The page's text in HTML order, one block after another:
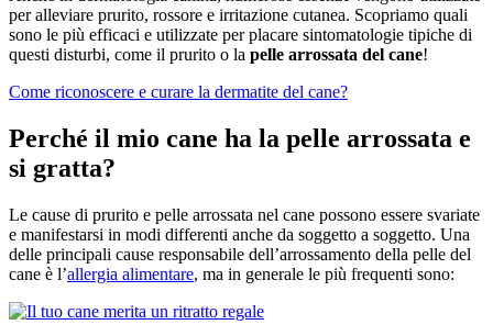
per alleviare prurito, rossore e irritazione cutanea. Scopriamo quali
sono le più efficaci e utilizzate per placare sintomatologie tipiche di
questi disturbi, come il prurito o la pelle arrossata del cane!
Come riconoscere e curare la dermatite del cane?
Perché il mio cane ha la pelle arrossata e
si gratta?
Le cause di prurito e pelle arrossata nel cane possono essere svariate
e manifestarsi in modi differenti anche da soggetto a soggetto. Una
delle principali cause responsabile dell’arrossamento della pelle del
cane è l’allergia alimentare, ma in generale le più frequenti sono: